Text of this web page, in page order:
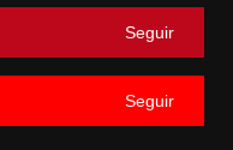
Seguir
Seguir